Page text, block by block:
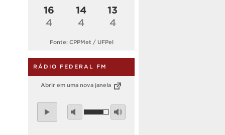
16
4
14
4
13
4
Fonte: CPPMet / UFPel
RÁDIO FEDERAL FM
Abrir em uma nova janela